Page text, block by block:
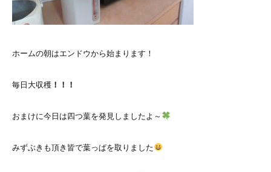
ホームの朝はエンドウから始まります！
毎日大収穫 ！！！
おまけに今日は四つ葉を発見しましたよ～
みずぶきも頂き皆で葉っぱを取りました